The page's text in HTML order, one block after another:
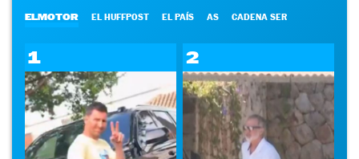
ELMOTOR EL HUFFPOST EL PAÍS AS CADENA SER
1 2